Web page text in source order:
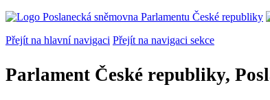
Přejít na hlavní navigaci Přejít na navigaci sekce
Parlament České republiky,